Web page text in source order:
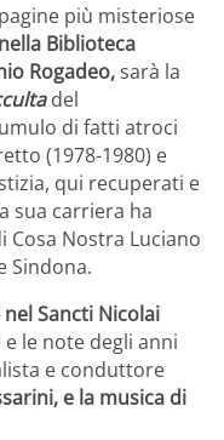
più misteriose
Biblioteca
Rogadeo,sarà la
del
di fatti atroci
(1978-1980) e
qui recuperati e
sua carriera ha
Cosa Nostra Luciano
Sindona.
nel Sancti Nicolai
le note degli anni
e conduttore
e la musica di